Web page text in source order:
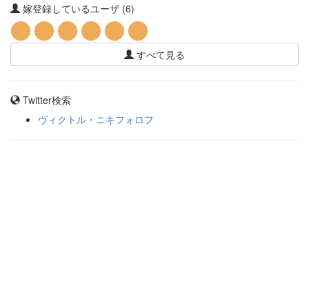
嫁登録しているユーザ (6)
すべて見る
Twitter検索
ヴィクトル・ニキフォロフ